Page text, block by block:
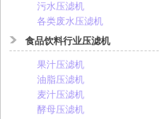
污水压滤机
各类废水压滤机
食品饮料行业压滤机
果汁压滤机
油脂压滤机
麦汁压滤机
酵母压滤机